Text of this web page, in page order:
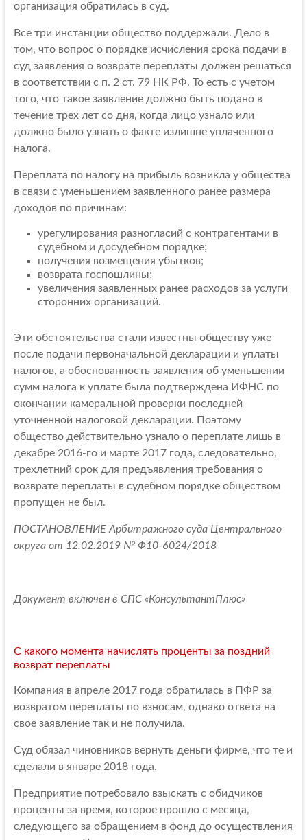
организация обратилась в суд.
Все три инстанции общество поддержали. Дело в
том, что вопрос о порядке исчисления срока подачи в
суд заявления о возврате переплаты должен решаться
в соответствии с п. 2 ст. 79 НК РФ. То есть с учетом
того, что такое заявление должно быть подано в
течение трех лет со дня, когда лицо узнало или
должно было узнать о факте излишне уплаченного
налога.
Переплата по налогу на прибыль возникла у общества
в связи с уменьшением заявленного ранее размера
доходов по причинам:
урегулирования разногласий с контрагентами в
судебном и досудебном порядке;
получения возмещения убытков;
возврата госпошлины;
увеличения заявленных ранее расходов за услуги
сторонних организаций.
Эти обстоятельства стали известны обществу уже
после подачи первоначальной декларации и уплаты
налогов, а обоснованность заявления об уменьшении
сумм налога к уплате была подтверждена ИФНС по
окончании камеральной проверки последней
уточненной налоговой декларации. Поэтому
общество действительно узнало о переплате лишь в
декабре 2016-го и марте 2017 года, следовательно,
трехлетний срок для предъявления требования о
возврате переплаты в судебном порядке обществом
пропущен не был.
ПОСТАНОВЛЕНИЕ Арбитражного суда Центрального
округа от 12.02.2019 № Ф10-6024/2018
Документ включен в СПС «КонсультантПлюс»
С какого момента начислять проценты за поздний
возврат переплаты
Компания в апреле 2017 года обратилась в ПФР за
возвратом переплаты по взносам, однако ответа на
свое заявление так и не получила.
Суд обязал чиновников вернуть деньги фирме, что те и
сделали в январе 2018 года.
Предприятие потребовало взыскать с обидчиков
проценты за время, которое прошло с месяца,
следующего за обращением в фонд до осуществления